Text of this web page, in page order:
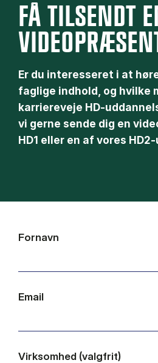
FÅ TILSENDT
Er du interesseret i at
faglige indhold, og hvilke
karriereveje HD-
vi gerne sende dig en
HD1 eller en af vores
Fornavn
Email
Virksomhed (valgfrit)